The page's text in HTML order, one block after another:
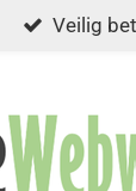
Veilig